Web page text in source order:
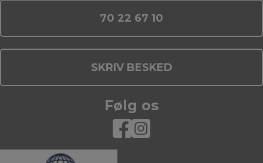
70 22 67 10
SKRIV BESKED
Følg os